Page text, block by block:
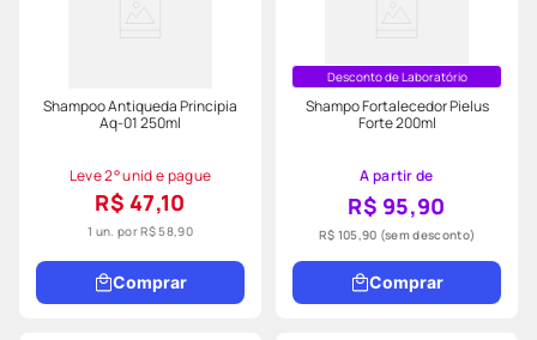
Shampoo Antiqueda Principia
Aq-01 250ml
Leve 2° unid e pague
R$ 47,10
1 un. porR$ 58,90
Comprar
Desconto de Laboratório
Shampo Fortalecedor Pielus
Forte 200ml
A partir de
R$ 95,90
R$ 105,90 (sem desconto)
Comprar